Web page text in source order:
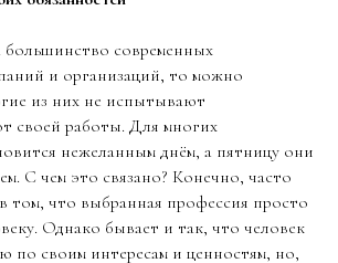
большинство современных
и организаций, то можно
из них не испытывают
своей работы. Для многих
нежеланным днём, а пятницу они
С чем это связано? Конечно, часто
том, что выбранная профессия просто
Однако бывает и так, что человек
по своим интересам и ценностям, но,